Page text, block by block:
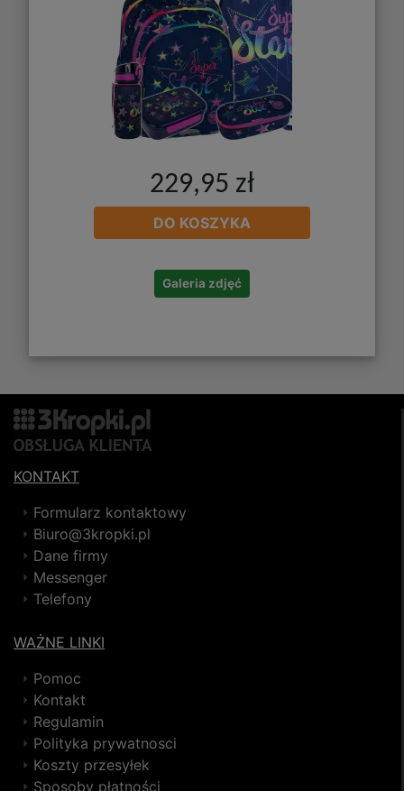
229,95 zł
DO KOSZYKA
Galeria zdjęć
KONTAKT
Formularz kontaktowy
Biuro@3kropki.pl
Dane firmy
Messenger
Telefony
WAŻNE LINKI
Pomoc
Kontakt
Regulamin
Polityka prywatnosci
Koszty przesyłek
Sposoby płatności